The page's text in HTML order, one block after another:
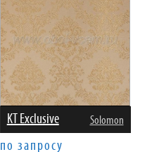
KT Exclusive Solomon
по запросу